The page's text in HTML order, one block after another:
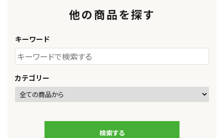
他の商品を探す
キーワード
カテゴリー
検索する